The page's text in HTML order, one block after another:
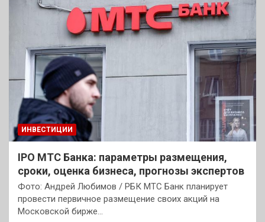
ИНВЕСТИЦИИ
IPO МТС Банка: параметры размещения,
сроки, оценка бизнеса, прогнозы экспертов
Фото: Андрей Любимов / РБК МТС Банк планирует
провести первичное размещение своих акций на
Московской бирже…